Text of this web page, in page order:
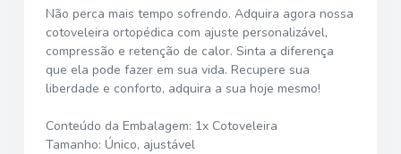
Não perca mais tempo sofrendo. Adquira agora nossa
cotoveleira ortopédica com ajuste personalizável,
compressão e retenção de calor. Sinta a diferença
que ela pode fazer em sua vida. Recupere sua
liberdade e conforto, adquira a sua hoje mesmo!
Conteúdo da Embalagem: 1x Cotoveleira
Tamanho: Único, ajustável